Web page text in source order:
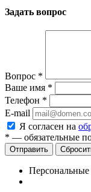
Задать вопрос
Вопрос *
Ваше имя *
Телефон *
E-mail
Я согласен на
* — обязательные